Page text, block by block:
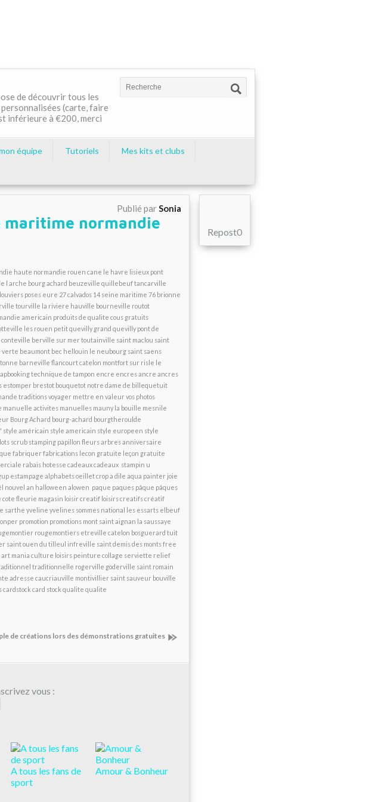
de découvrir tous les
(carte, faire
inférieure à €200, merci
équipe Tutoriels
Mes kits et clubs
Publié parSonia
maritime normandie
haute normandie rouen cane le havre lisieux pont
l arche bourg achard beuzeville quillebeuf tancarville
poses eure 27 calvados 14 seine maritime 76 brionne
tourville la riviere hauville bourneville routot
americain produits de qualite cous gratuits
les rouen petit quevilly grand quevilly pont de
berville sur mer toutainville saint maclou saint
beaumont bec hellouin le neubourg saint saens
barneville flancourt catelon montfort sur risle le
technique de tampon encre encres ancre ancres
brestot bouquetot notre dame de billequetuit
traditions voyager mettre en valeur vos photos
activites manuelles mauny la bouille mesnile
Bourg Achard bourg-achard bourgtheroulde
américain style americain style europeen style
scrub stamping papillon fleurs arbres anniversaire
fabriquer fabrications lecon gratuite leçon gratuite
rabais hotesse cadeaux cadeaux stampin u
estampage alphabets oeillet crop a dile aqua painter joie
an halloween alowen paque paques pâque pâques
fleurie magasin loisir creatif loisirs creatifs créatif
yveline yvelines sommes national les essarts elbeuf
promotion promotions mont saint aignan la saussaye
rougemontiers etreville catelon bosguerard tuit
saint ouen du tilleul infreville saint demis des monts free
art mania culture loisirs peinture collage serviette relief
traditionnelle rogerville goderville saint romain
adresse caucriauville montivillier saint sauveur bouville
cardstock card stock qualite qualite
de créations lors des démonstrations gratuites
vous :
A tous les fans de
sport
Amour & Bonheur
Repost0